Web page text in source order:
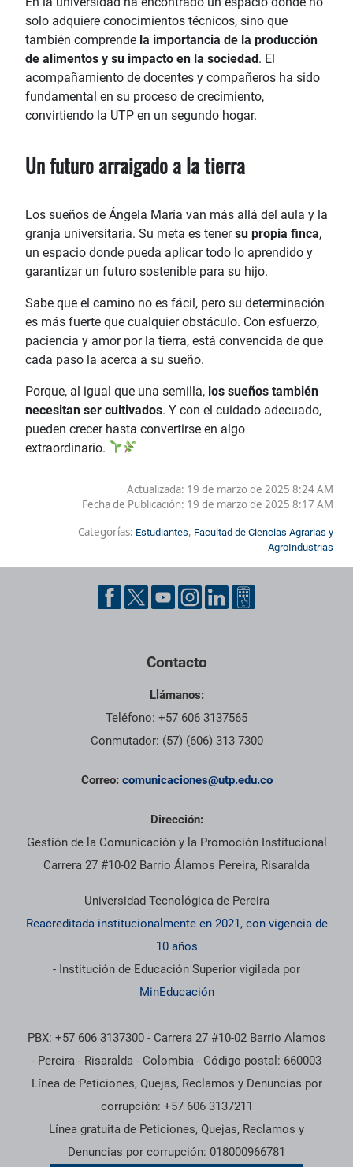
solo adquiere conocimientos técnicos, sino que
también comprende la importancia de la producción
de alimentos y su impacto en la sociedad. El
acompañamiento de docentes y compañeros ha sido
fundamental en su proceso de crecimiento,
convirtiendo la UTP en un segundo hogar.
Un futuro arraigado a la tierra
Los sueños de Ángela María van más allá del aula y la
granja universitaria. Su meta es tenersu propia finca,
un espacio donde pueda aplicar todo lo aprendido y
garantizar un futuro sostenible para su hijo.
Sabe que el camino no es fácil, pero su determinación
es más fuerte que cualquier obstáculo. Con esfuerzo,
paciencia y amor por la tierra, está convencida de que
cada paso la acerca a su sueño.
Porque, al igual que una semilla, los sueños también
necesitan ser cultivados. Y con el cuidado adecuado,
pueden crecer hasta convertirse en algo
extraordinario.
Actualizada: 19 de marzo de 2025 8:24 AM
Fecha de Publicación: 19 de marzo de 2025 8:17 AM
Categorías: Estudiantes, Facultad de Ciencias Agrarias y
AgroIndustrias
Contacto
Llámanos:
Teléfono: +57 606 3137565
Conmutador: (57) (606) 313 7300
Correo: comunicaciones@utp.edu.co
Dirección:
Gestión de la Comunicación y la Promoción Institucional
Carrera 27 #10-02 Barrio Álamos Pereira, Risaralda
Universidad Tecnológica de Pereira
Reacreditada institucionalmente en 2021, con vigencia de
10 años
- Institución de Educación Superior vigilada por
MinEducación
PBX: +57 606 3137300 - Carrera 27 #10-02 Barrio Alamos
- Pereira - Risaralda - Colombia - Código postal: 660003
Línea de Peticiones, Quejas, Reclamos y Denuncias por
corrupción: +57 606 3137211
Línea gratuita de Peticiones, Quejas, Reclamos y
Denuncias por corrupción: 018000966781